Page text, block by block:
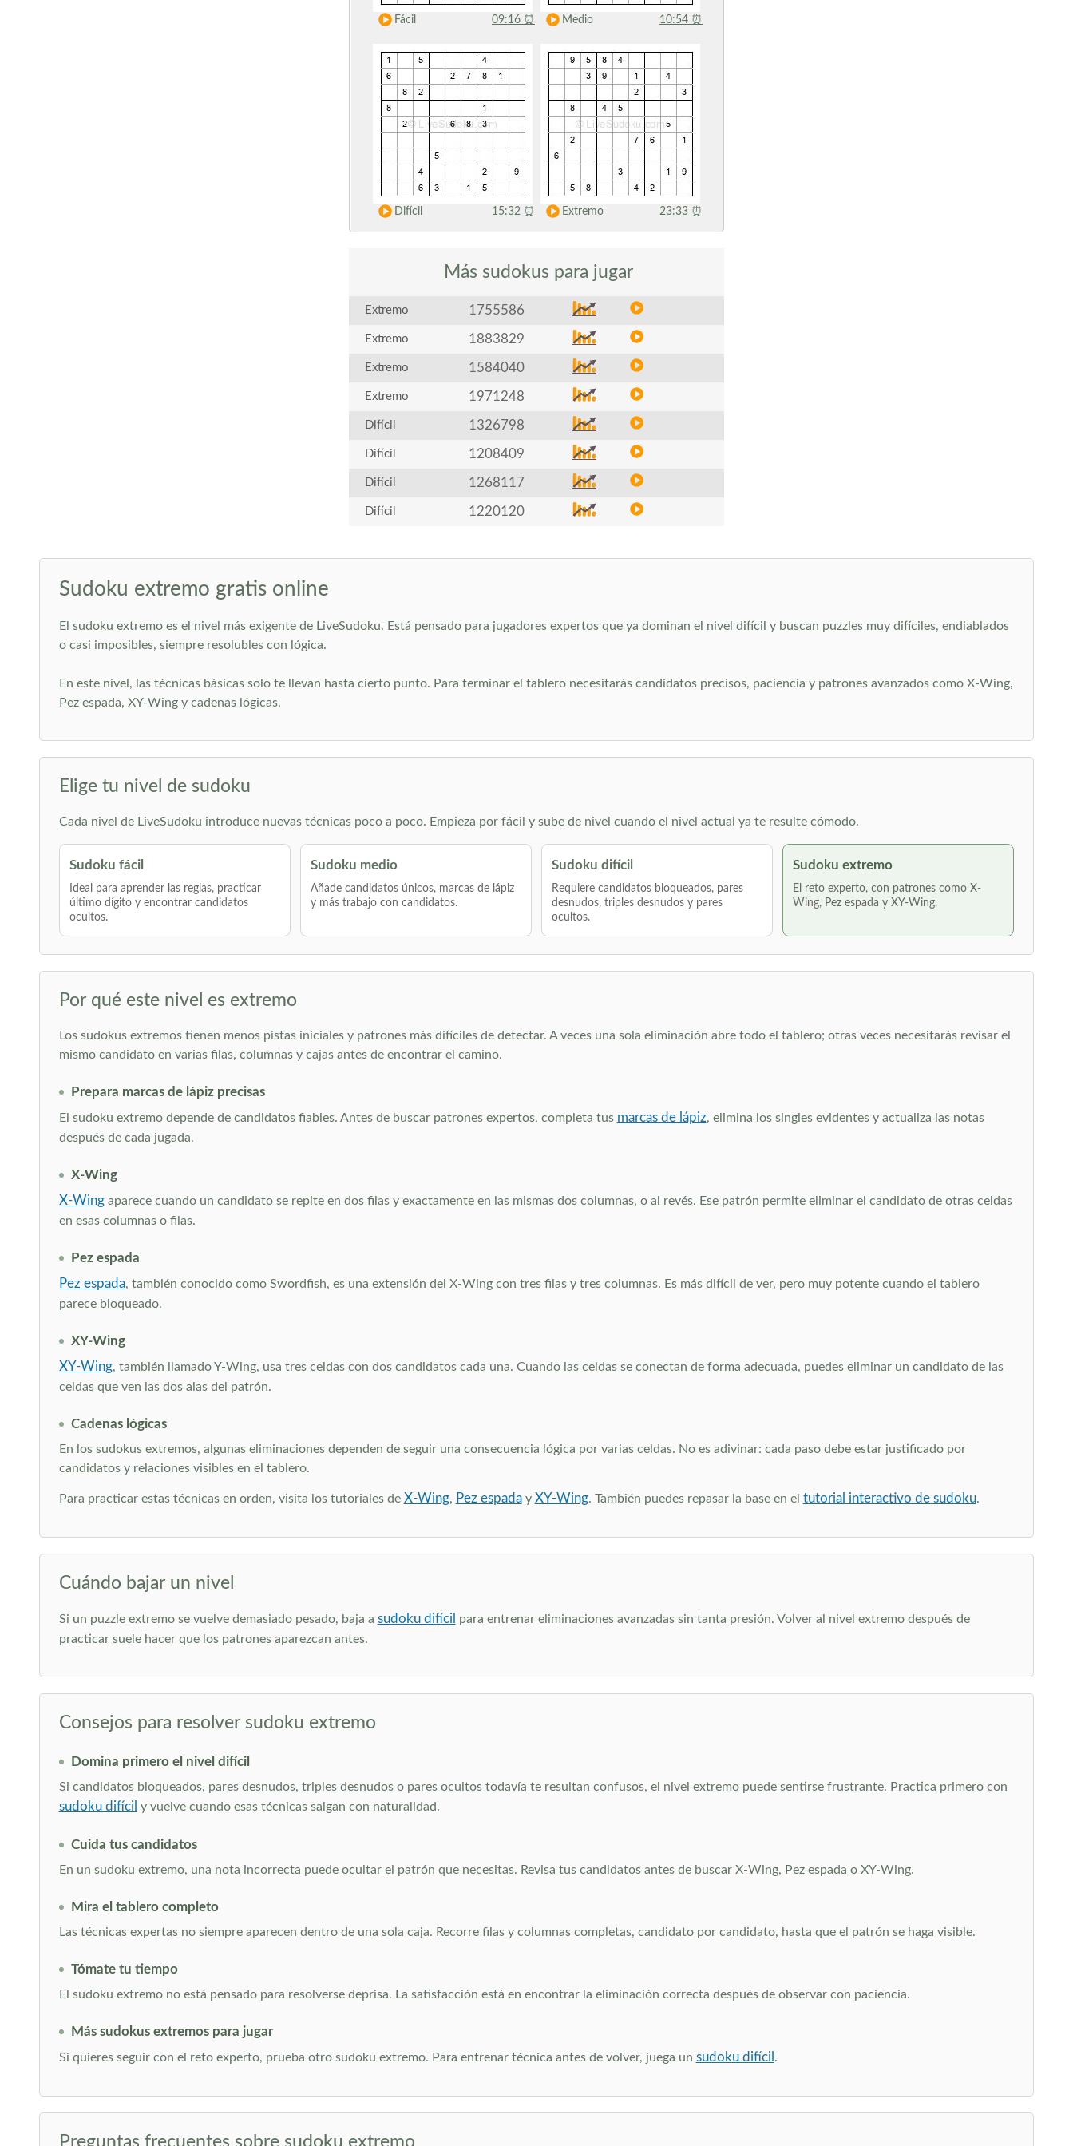
Fácil 09:16 ⏰ Medio 10:54 ⏰
Difícil 15:32 ⏰ Extremo 23:33 ⏰
Más sudokus para jugar
Extremo 1755586
Extremo 1883829
Extremo 1584040
Extremo 1971248
Difícil 1326798
Difícil 1208409
Difícil 1268117
Difícil 1220120
Sudoku extremo gratis online
El sudoku extremo es el nivel más exigente de LiveSudoku. Está pensado para jugadores expertos que ya dominan el nivel difícil y buscan puzzles muy difíciles, endiablados
o casi imposibles, siempre resolubles con lógica.
En este nivel, las técnicas básicas solo te llevan hasta cierto punto. Para terminar el tablero necesitarás candidatos precisos, paciencia y patrones avanzados como X-Wing,
Pez espada, XY-Wing y cadenas lógicas.
Elige tu nivel de sudoku
Cada nivel de LiveSudoku introduce nuevas técnicas poco a poco. Empieza por fácil y sube de nivel cuando el nivel actual ya te resulte cómodo.
Sudoku fácil
Ideal para aprender las reglas, practicar
último dígito y encontrar candidatos
ocultos.
Sudoku medio
Añade candidatos únicos, marcas de lápiz
y más trabajo con candidatos.
Sudoku difícil
Requiere candidatos bloqueados, pares
desnudos, triples desnudos y pares
ocultos.
Sudoku extremo
El reto experto, con patrones como X-
Wing, Pez espada y XY-Wing.
Por qué este nivel es extremo
Los sudokus extremos tienen menos pistas iniciales y patrones más difíciles de detectar. A veces una sola eliminación abre todo el tablero; otras veces necesitarás revisar el
mismo candidato en varias filas, columnas y cajas antes de encontrar el camino.
Prepara marcas de lápiz precisas
El sudoku extremo depende de candidatos fiables. Antes de buscar patrones expertos, completa tus marcas de lápiz, elimina los singles evidentes y actualiza las notas
después de cada jugada.
X-Wing
X-Wingaparece cuando un candidato se repite en dos filas y exactamente en las mismas dos columnas, o al revés. Ese patrón permite eliminar el candidato de otras celdas
en esas columnas o filas.
Pez espada
Pez espada, también conocido como Swordfish, es una extensión del X-Wing con tres filas y tres columnas. Es más difícil de ver, pero muy potente cuando el tablero
parece bloqueado.
XY-Wing
XY-Wing, también llamado Y-Wing, usa tres celdas con dos candidatos cada una. Cuando las celdas se conectan de forma adecuada, puedes eliminar un candidato de las
celdas que ven las dos alas del patrón.
Cadenas lógicas
En los sudokus extremos, algunas eliminaciones dependen de seguir una consecuencia lógica por varias celdas. No es adivinar: cada paso debe estar justificado por
candidatos y relaciones visibles en el tablero.
Para practicar estas técnicas en orden, visita los tutoriales de X-Wing, Pez espaday XY-Wing. También puedes repasar la base en el tutorial interactivo de sudoku.
Cuándo bajar un nivel
Si un puzzle extremo se vuelve demasiado pesado, baja a sudoku difícil
para entrenar eliminaciones avanzadas sin tanta presión. Volver al nivel extremo después de
practicar suele hacer que los patrones aparezcan antes.
Consejos para resolver sudoku extremo
Domina primero el nivel difícil
Si candidatos bloqueados, pares desnudos, triples desnudos o pares ocultos todavía te resultan confusos, el nivel extremo puede sentirse frustrante. Practica primero con
sudoku difícil y vuelve cuando esas técnicas salgan con naturalidad.
Cuida tus candidatos
En un sudoku extremo, una nota incorrecta puede ocultar el patrón que necesitas. Revisa tus candidatos antes de buscar X-Wing, Pez espada o XY-Wing.
Mira el tablero completo
Las técnicas expertas no siempre aparecen dentro de una sola caja. Recorre filas y columnas completas, candidato por candidato, hasta que el patrón se haga visible.
Tómate tu tiempo
El sudoku extremo no está pensado para resolverse deprisa. La satisfacción está en encontrar la eliminación correcta después de observar con paciencia.
Más sudokus extremos para jugar
Si quieres seguir con el reto experto, prueba otro sudoku extremo. Para entrenar técnica antes de volver, juega un sudoku difícil .
Preguntas frecuentes sobre sudoku extremo